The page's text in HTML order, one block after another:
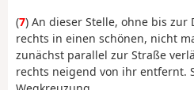
(7) An dieser Stelle, ohne bis zur
rechts in einen schönen, nicht
zunächst parallel zur Straße
rechts neigend von ihr entfernt.